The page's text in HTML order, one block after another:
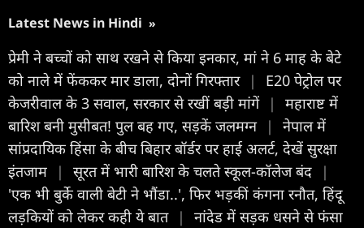
Latest News in Hindi »
प्रेमी ने बच्चों को साथ रखने से किया इनकार, मां ने 6 माह के बेटे
को नाले में फेंककर मार डाला, दोनों गिरफ्तार |
E20 पेट्रोल पर
केजरीवाल के 3 सवाल, सरकार से रखीं बड़ी मांगें |
महाराष्ट में
बारिश बनी मुसीबत! पुल बह गए, सड़कें जलमग्न |
नेपाल में
सांप्रदायिक हिंसा के बीच बिहार बॉर्डर पर हाई अलर्ट, देखें सुरक्षा
इंतजाम
| सूरत में भारी बारिश के चलते स्कूल-कॉलेज बंद
|
'एक भी बुर्के वाली बेटी ने भौंडा..', फिर भड़कीं कंगना रनौत, हिंदू
लड़कियों को लेकर कही ये बात |
नांदेड में सड़क धसने से फंसा